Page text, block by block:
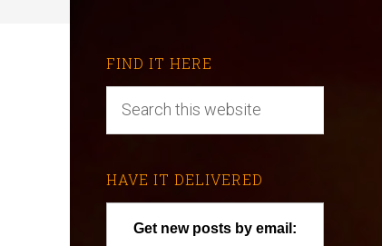
FIND IT HERE
HAVE IT DELIVERED
Get new posts by email: